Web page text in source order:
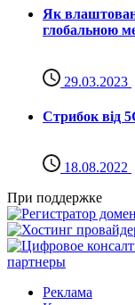
Як
глобальною
29.03.2023
Стрибок від
18.08.2022
При поддержке
Реклама